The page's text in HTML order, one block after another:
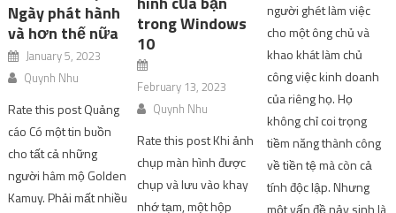
Ngày phát hành
và hơn thế nữa
January 5, 2023
Quynh Nhu
Rate this post Quảng
cáo Có một tin buồn
cho tất cả những
người hâm mộ Golden
Kamuy. Phải mất nhiều
trong Windows
10
February 13, 2023
Quynh Nhu
Rate this post Khi ảnh
chụp màn hình được
chụp và lưu vào khay
nhớ tạm, một hộp
người ghét làm việc
cho một ông chủ và
khao khát làm chủ
công việc kinh doanh
của riêng họ. Họ
không chỉ coi trọng
tiềm năng thành công
về tiền tệ mà còn cả
tính độc lập. Nhưng
một vấn đề nảy sinh là